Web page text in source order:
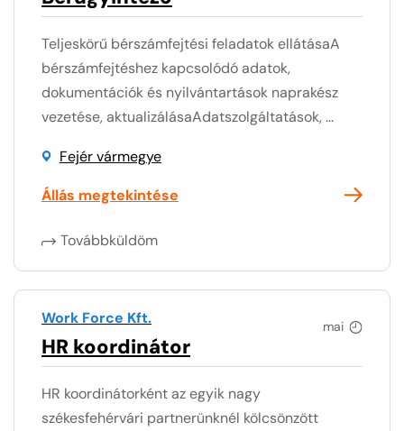
Teljeskörű bérszámfejtési feladatok ellátásaA
bérszámfejtéshez kapcsolódó adatok,
dokumentációk és nyilvántartások naprakész
vezetése, aktualizálásaAdatszolgáltatások, ...
Fejér vármegye
Állás megtekintése
Továbbküldöm
mai
Work Force Kft.
HR koordinátor
HR koordinátorként az egyik nagy
székesfehérvári partnerünknél kölcsönzött